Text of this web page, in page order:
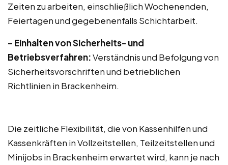
Zeiten zu arbeiten, einschließlich Wochenenden,
Feiertagen und gegebenenfalls Schichtarbeit.
– Einhalten von Sicherheits- und
Betriebsverfahren:Verständnis und Befolgung von
Sicherheitsvorschriften und betrieblichen
Richtlinien in Brackenheim.
Die zeitliche Flexibilität, die von Kassenhilfen und
Kassenkräften in Vollzeitstellen, Teilzeitstellen und
Minijobs in Brackenheim erwartet wird, kann je nach